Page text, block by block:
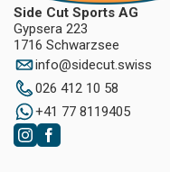
Side Cut Sports AG
Gypsera 223
1716 Schwarzsee
info@sidecut.swiss
026 412 10 58
+41 77 8119405